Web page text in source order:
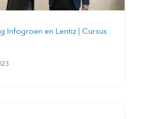
Infogroen en Lentiz | Cursus